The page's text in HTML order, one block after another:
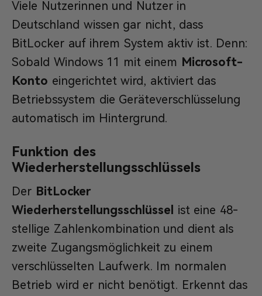
Viele Nutzerinnen und Nutzer in
Deutschland wissen gar nicht, dass
BitLocker auf ihrem System aktiv ist. Denn:
Sobald Windows 11 mit einem Microsoft-
Konto eingerichtet wird, aktiviert das
Betriebssystem die Geräteverschlüsselung
automatisch im Hintergrund.
Funktion des
Wiederherstellungsschlüssels
Der BitLocker
Wiederherstellungsschlüssel ist eine 48-
stellige Zahlenkombination und dient als
zweite Zugangsmöglichkeit zu einem
verschlüsselten Laufwerk. Im normalen
Betrieb wird er nicht benötigt. Erkennt das